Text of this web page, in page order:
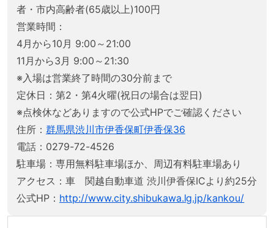
者・市内高齢者(65歳以上)100円
営業時間：
4月から10月 9:00～21:00
11月から3月 9:00～21:30
※入場は営業終了時間の30分前まで
定休日：第2・第4火曜(祝日の場合は翌日)
※点検休などありますので公式HPでご確認ください
住所： 群馬県渋川市伊香保町伊香保36
電話：0279-72-4526
駐車場：専用無料駐車場ほか、周辺有料駐車場あり
アクセス：車 関越自動車道 渋川伊香保ICより約25分
公式HP： http://www.city.shibukawa.lg.jp/kankou/